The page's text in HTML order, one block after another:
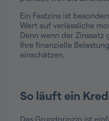
Ein Festzins ist
Wert auf verlässliche
Denn wenn der Zinssatz
Ihre finanzielle
einschätzen.
So läuft ein
Das Grundprinzip ist